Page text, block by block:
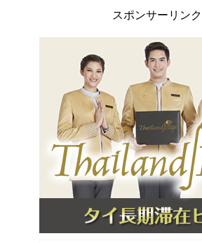
スポンサーリンク